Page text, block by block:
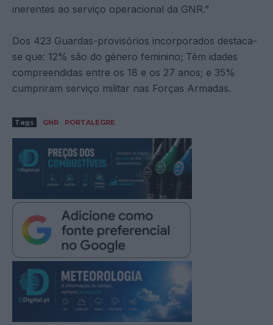
inerentes ao serviço operacional da GNR.”
Dos 423 Guardas-provisórios incorporados destaca-
se que: 12% são do género feminino; Têm idades
compreendidas entre os 18 e os 27 anos; e 35%
cumpriram serviço militar nas Forças Armadas.
Tags GNR PORTALEGRE